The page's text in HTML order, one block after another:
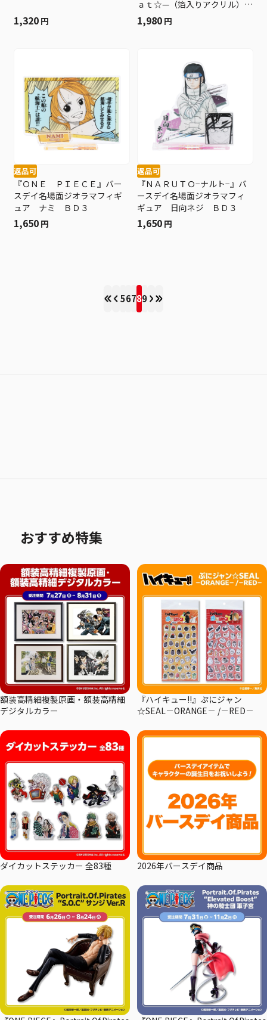
1,320 円
ａｔ☆—（箔入りアクリル）
七海建人 ＢＤ３
1,980 円
返品可
『ＯＮＥ ＰＩＥＣＥ』バー
スデイ名場面ジオラマフィギ
ュア ナミ ＢＤ３
1,650 円
返品可
『ＮＡＲＵＴＯ−ナルト−』バ
ースデイ名場面ジオラマフィ
ギュア 日向ネジ ＢＤ３
1,650 円
56789
おすすめ特集
額装高精細複製原画・額装高精細
デジタルカラー
『ハイキュー!!』ぷにジャン
☆SEAL－ORANGE－ /－RED－
ダイカットステッカー 全83種 2026年バースデイ商品